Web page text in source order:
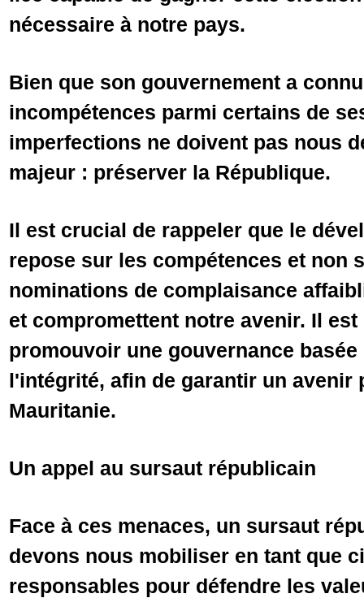
nécessaire à notre pays.
Bien que son gouvernement a
incompétences parmi certains de
imperfections ne doivent pas nous
majeur : préserver la République.
Il est crucial de rappeler que le
repose sur les compétences et non
nominations de complaisance
et compromettent notre avenir. Il
promouvoir une gouvernance
l'intégrité, afin de garantir un avenir
Mauritanie.
Un appel au sursaut républicain
Face à ces menaces, un sursaut
devons nous mobiliser en tant que
responsables pour défendre les